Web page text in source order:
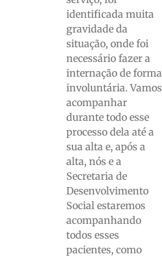
identificada muita
gravidade da
situação, onde foi
necessário fazer a
internação de forma
involuntária. Vamos
acompanhar
durante todo esse
processo dela até a
sua alta e, após a
alta, nós e a
Secretaria de
Desenvolvimento
Social estaremos
acompanhando
todos esses
pacientes, como